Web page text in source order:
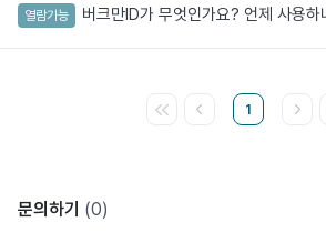
열람가능 버크만ID가 무엇인가요? 언제 사용하
1
문의하기 (0)